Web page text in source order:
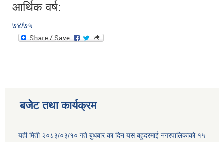
आर्थिक वर्ष:
७४/७५
बजेट तथा कार्यक्रम
यही मिती २०८३/०३/१० गते बुधबार का दिन यस बहुदरमाई नगरपालिकाको १५